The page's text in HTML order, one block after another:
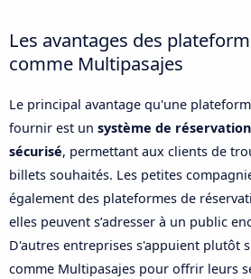
Les avantages des
comme Multipasajes
Le principal avantage qu'une
fournir est un système de
sécurisé, permettant aux clients de
billets souhaités. Les petites
également des plateformes de
elles peuvent s’adresser à un public
D'autres entreprises s'appuient plutôt
comme Multipasajes pour offrir leurs